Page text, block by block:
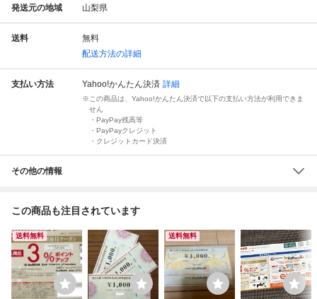
発送元の地域 山梨県
送料
無料
配送方法の詳細
支払い方法 Yahoo!かんたん決済 詳細
この商品は、Yahoo!かんたん決済で以下の支払い方法が利用できま
せん
・PayPay残高等
・PayPayクレジット
・クレジットカード決済
その他の情報
この商品も注目されています
送料無料 送料無料